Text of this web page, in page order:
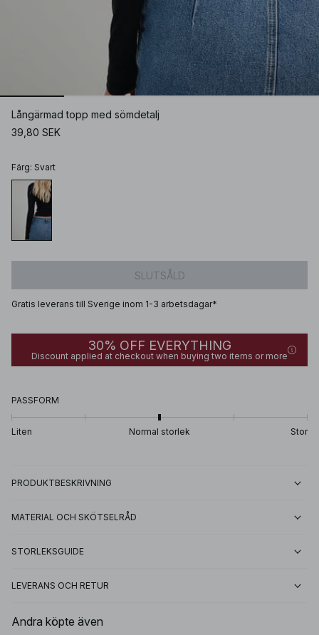
Långärmad topp med sömdetalj
39,80 SEK
Färg: Svart
SLUTSÅLD
Gratis leverans till Sverige inom 1-3 arbetsdagar*
30% OFF EVERYTHING
Discount applied at checkout when buying two items or more
PASSFORM
Liten Normal storlek Stor
PRODUKTBESKRIVNING
MATERIAL OCH SKÖTSELRÅD
STORLEKSGUIDE
LEVERANS OCH RETUR
Andra köpte även